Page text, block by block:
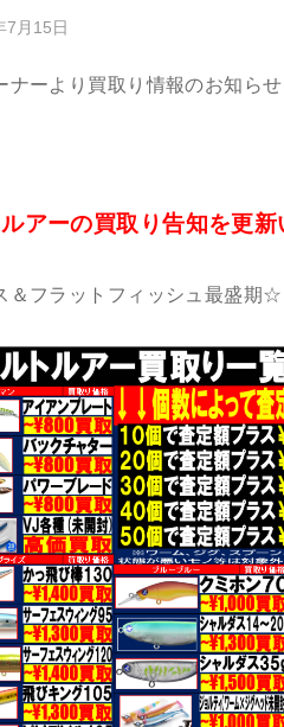
7月15日
ナーより買取り情報のお知らせ
アーの買取り告知を更新
＆フラットフィッシュ最盛期☆